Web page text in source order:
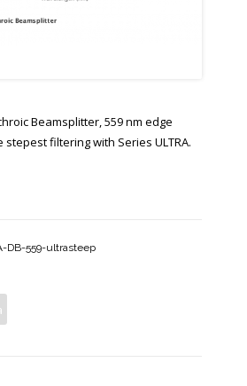
Beamsplitter, 559 nm edge
filtering with Series ULTRA.
DB-559-ultrasteep